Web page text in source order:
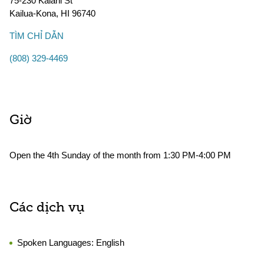
Kailua-Kona, HI 96740
TÌM CHỈ DẪN
(808) 329-4469
Giờ
Open the 4th Sunday of the month from 1:30 PM-4:00 PM
Các dịch vụ
Spoken Languages: English